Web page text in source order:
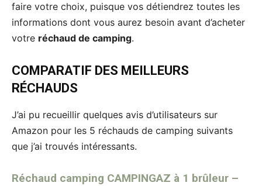
faire votre choix, puisque vos détiendrez toutes les
informations dont vous aurez besoin avant d’acheter
votre réchaud de camping.
COMPARATIF DES MEILLEURS
RÉCHAUDS
J’ai pu recueillir quelques avis d’utilisateurs sur
Amazon pour les 5 réchauds de camping suivants
que j’ai trouvés intéressants.
Réchaud camping CAMPINGAZ à 1 brûleur –